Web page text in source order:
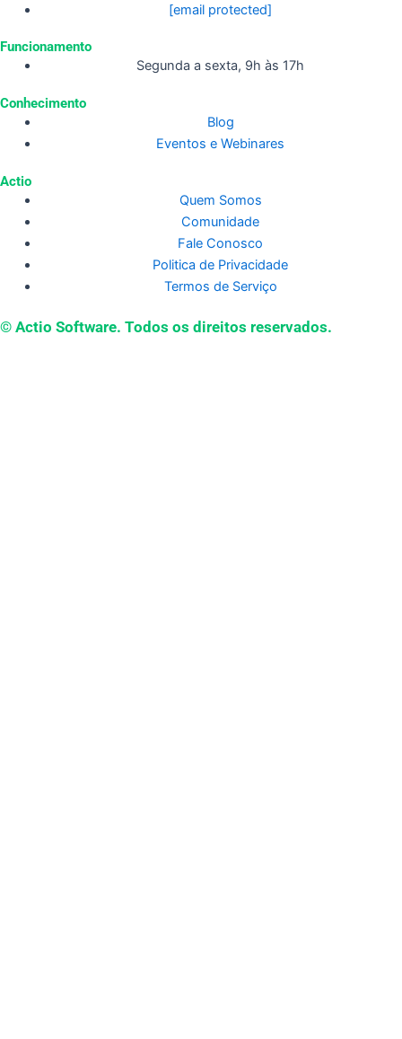
[email protected]
Funcionamento
Segunda a sexta, 9h às 17h
Conhecimento
Blog
Eventos e Webinares
Actio
Quem Somos
Comunidade
Fale Conosco
Politica de Privacidade
Termos de Serviço
© Actio Software. Todos os direitos reservados.